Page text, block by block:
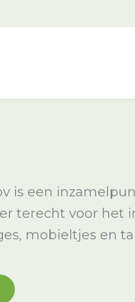
is een
terecht voor het
mobieltjes en